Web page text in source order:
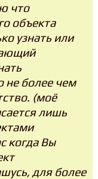
что
объекта
узнать или
не более чем
(моё
лишь
когда Вы
для более